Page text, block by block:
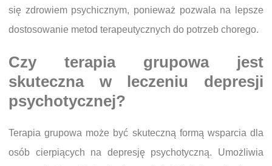
się zdrowiem psychicznym, ponieważ pozwala na lepsze
dostosowanie metod terapeutycznych do potrzeb chorego.
Czy terapia grupowa jest
skuteczna w leczeniu depresji
psychotycznej?
Terapia grupowa może być skuteczną formą wsparcia dla
osób cierpiących na depresję psychotyczną. Umożliwia